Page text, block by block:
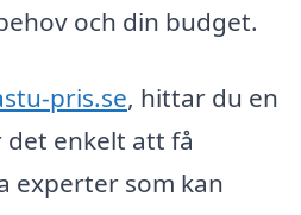
och din budget.
pris.se, hittar du en
enkelt att få
experter som kan